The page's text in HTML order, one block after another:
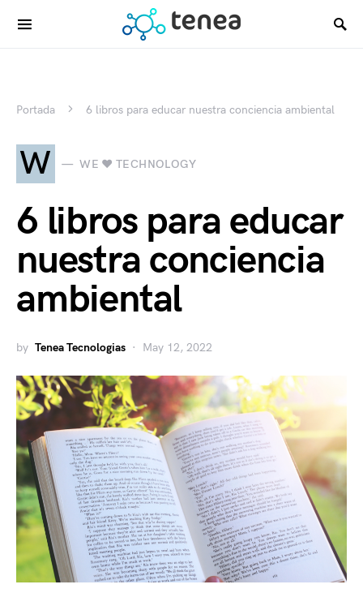
Portada 6 libros para educar nuestra conciencia ambiental
W WE ♥ TECHNOLOGY
6 libros para educar
nuestra conciencia
ambiental
by Tenea Tecnologias May 12, 2022